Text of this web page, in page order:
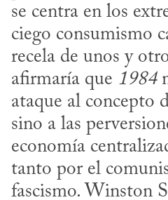
se centra en los
ciego consumismo
recela de unos y
afirmaría que 1984
ataque al concepto
sino a las
economía
tanto por el
fascismo. Winston